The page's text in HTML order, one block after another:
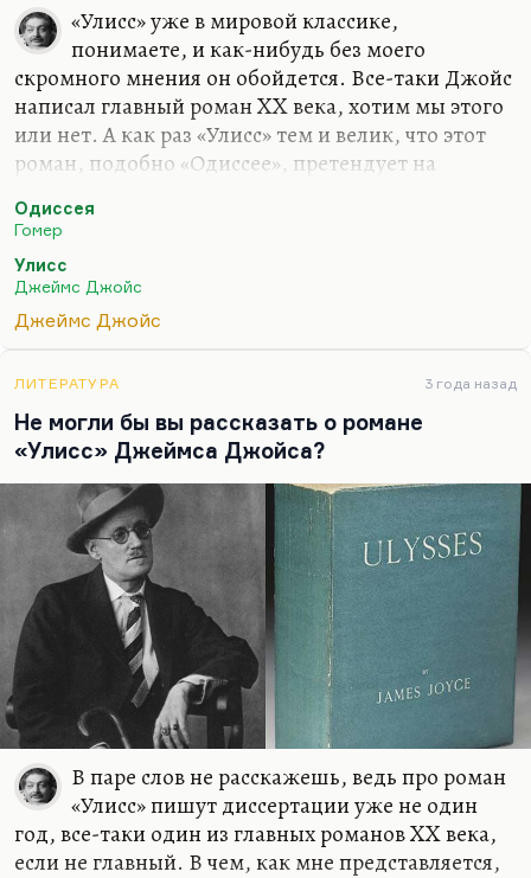
«Улисс» уже в мировой классике,
понимаете, и как-нибудь без моего
скромного мнения он обойдется. Все-таки Джойс
написал главный роман XX века, хотим мы этого
или нет. А как раз «Улисс» тем и велик, что этот
роман, подобно «Одиссее», претендует на
в котором мы живем. И до сих пор, невзирая на
две мировые войны, этот мир не разрушен, мы
живем жизнью Блума и Дедалуса в огромной
степени. И то, что Джойс через физиологию
начал описывать точнейшие, тончайшие
нюансы… Набоков правильно пишет, что как раз
Джойс at his best, Джойс в лучшей своей форме —
это физиология, через которую мы постигаем и
культуру, и психологию, и…
Одиссея
Гомер
Улисс
Джеймс Джойс
Джеймс Джойс
ЛИТЕРАТУРА 3 года назад
Не могли бы вы рассказать о романе
«Улисс» Джеймса Джойса?
В паре слов не расскажешь, ведь про роман
«Улисс» пишут диссертации уже не один
год, все-таки один из главных романов XX века,
если не главный. В чем, как мне представляется,